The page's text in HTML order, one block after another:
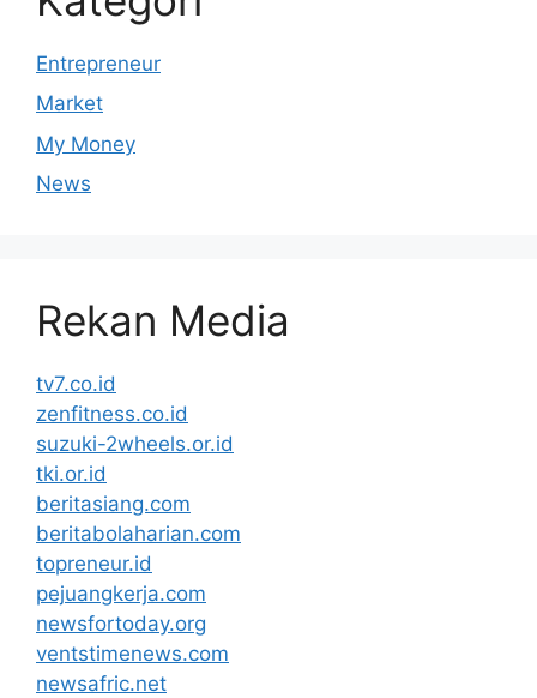
Entrepreneur
Market
My Money
News
Rekan Media
tv7.co.id
zenfitness.co.id
suzuki-2wheels.or.id
tki.or.id
beritasiang.com
beritabolaharian.com
topreneur.id
pejuangkerja.com
newsfortoday.org
ventstimenews.com
newsafric.net